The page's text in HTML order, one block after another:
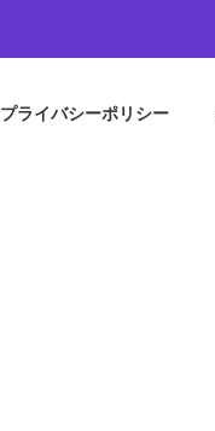
プライバシーポリシー